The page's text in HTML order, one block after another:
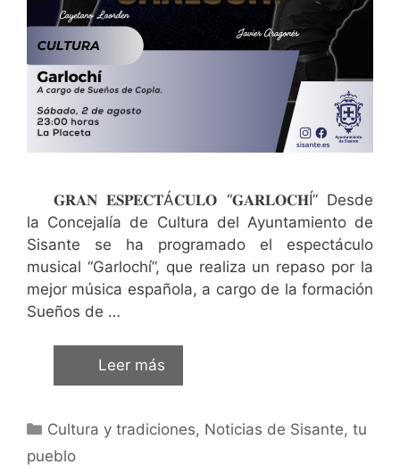
𝐆𝐑𝐀𝐍 𝐄𝐒𝐏𝐄𝐂𝐓Á𝐂𝐔𝐋𝐎 “𝐆𝐀𝐑𝐋𝐎𝐂𝐇Í” Desde
la Concejalía de Cultura del Ayuntamiento de
Sisante se ha programado el espectáculo
musical “Garlochí”, que realiza un repaso por la
mejor música española, a cargo de la formación
Sueños de …
Leer más
Cultura y tradiciones, Noticias de Sisante, tu
pueblo